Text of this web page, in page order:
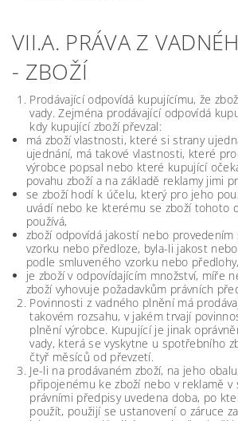
VII.A. PRÁVA Z
- ZBOŽÍ
Prodávající odpovídá kupujícímu, že
vady. Zejména prodávající odpovídá
kdy kupující zboží převzal:
má zboží vlastnosti, které si strany
ujednání, má takové vlastnosti, které
výrobce popsal nebo které kupující
povahu zboží a na základě reklamy jimi
se zboží hodí k účelu, který pro jeho
uvádí nebo ke kterému se zboží tohoto
používá,
zboží odpovídá jakostí nebo provedením
vzorku nebo předloze, byla-li jakost
podle smluveného vzorku nebo předlohy,
je zboží v odpovídajícím množství, míře
zboží vyhovuje požadavkům právních
Povinnosti z vadného plnění má
takovém rozsahu, v jakém trvají
plnění výrobce. Kupující je jinak
vady, která se vyskytne u spotřebního
čtyř měsíců od převzetí.
Je-li na prodávaném zboží, na jeho
připojenému ke zboží nebo v reklamě v
právními předpisy uvedena doba, po
použít, použijí se ustanovení o záruce